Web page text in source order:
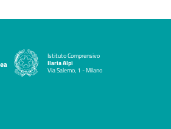
Istituto Comprensivo
Ilaria Alpi
Via Salerno, 1 - Milano
— Visita la pagina iniziale della scuola